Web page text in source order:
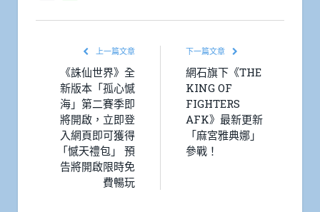
上一篇文章
《誅仙世界》全
新版本「孤心憾
海」第二賽季即
將開啟，立即登
入網頁即可獲得
「憾天禮包」 預
告將開啟限時免
費暢玩
下一篇文章
網石旗下《THE
KING OF
FIGHTERS
AFK》最新更新
「麻宮雅典娜」
參戰！